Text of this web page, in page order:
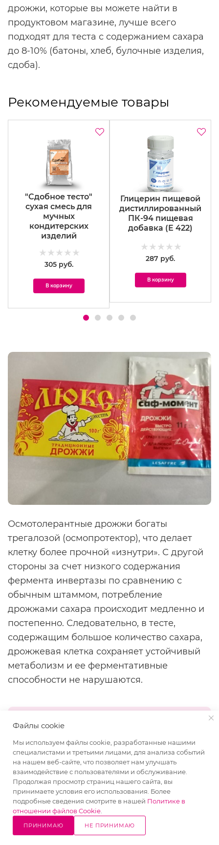
дрожжи, которые вы можете найти в
продуктовом магазине, лучше всего
подходят для теста с содержанием сахара
до 8-10% (батоны, хлеб, булочные изделия,
сдоба).
Рекомендуемые товары
"Сдобное тесто"
сухая смесь для
мучных
кондитерских
изделий
305 руб.
В корзину
Глицерин пищевой
дистиллированный
ПК-94 пищевая
добавка (Е 422)
287 руб.
В корзину
Осмотолерантные дрожжи богаты
трегалозой (осмопротектор), что делает
клетку более прочной «изнутри». С другой
стороны за счет низкого содержания
фермента инвертазы по сравнению с
обычным штаммом, потребление
дрожжами сахара происходит медленно и
постепенно. Следовательно, в тесте,
содержащим большое количество сахара,
дрожжевая клетка сохраняет устойчивый
метаболизм и ее ферментативные
способности не нарушаются.
Важно помнить, что средняя
дозировка сухих осмотолерантных
дрожжей для сдобного
высокорецептурного теста 1 – 1,5% к
массе муки. Если используются
прессованные осмотолерантные
дрожжи, то их нужно взять в 3 раза
больше.
Файлы cookie
Мы используем файлы cookie, разработанные нашими
специалистами и третьими лицами, для анализа событий
на нашем веб-сайте, что позволяет нам улучшать
взаимодействие с пользователями и обслуживание.
Продолжая просмотр страниц нашего сайта, вы
принимаете условия его использования. Более
подробные сведения смотрите в нашей Политике в
отношении файлов Cookie
ПРИНИМАЮ НЕ ПРИНИМАЮ
10% СКИДКА
на все товары